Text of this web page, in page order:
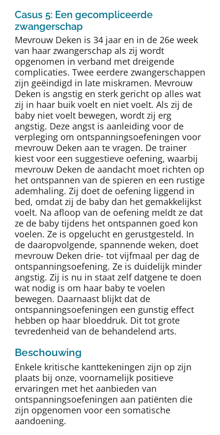
Casus 5: Een gecompliceerde
zwangerschap
Mevrouw Deken is 34 jaar en in de 26e week
van haar zwangerschap als zij wordt
opgenomen in verband met dreigende
complicaties. Twee eerdere zwangerschappen
zijn geëindigd in late miskramen. Mevrouw
Deken is angstig en sterk gericht op alles wat
zij in haar buik voelt en niet voelt. Als zij de
baby niet voelt bewegen, wordt zij erg
angstig. Deze angst is aanleiding voor de
verpleging om ontspanningsoefeningen voor
mevrouw Deken aan te vragen. De trainer
kiest voor een suggestieve oefening, waarbij
mevrouw Deken de aandacht moet richten op
het ontspannen van de spieren en een rustige
ademhaling. Zij doet de oefening liggend in
bed, omdat zij de baby dan het gemakkelijkst
voelt. Na afloop van de oefening meldt ze dat
ze de baby tijdens het ontspannen goed kon
voelen. Ze is opgelucht en gerustgesteld. In
de daaropvolgende, spannende weken, doet
mevrouw Deken drie- tot vijfmaal per dag de
ontspanningsoefening. Ze is duidelijk minder
angstig. Zij is nu in staat zelf datgene te doen
wat nodig is om haar baby te voelen
bewegen. Daarnaast blijkt dat de
ontspanningsoefeningen een gunstig effect
hebben op haar bloeddruk. Dit tot grote
tevredenheid van de behandelend arts.
Beschouwing
Enkele kritische kanttekeningen zijn op zijn
plaats bij onze, voornamelijk positieve
ervaringen met het aanbieden van
ontspanningsoefeningen aan patiënten die
zijn opgenomen voor een somatische
aandoening.